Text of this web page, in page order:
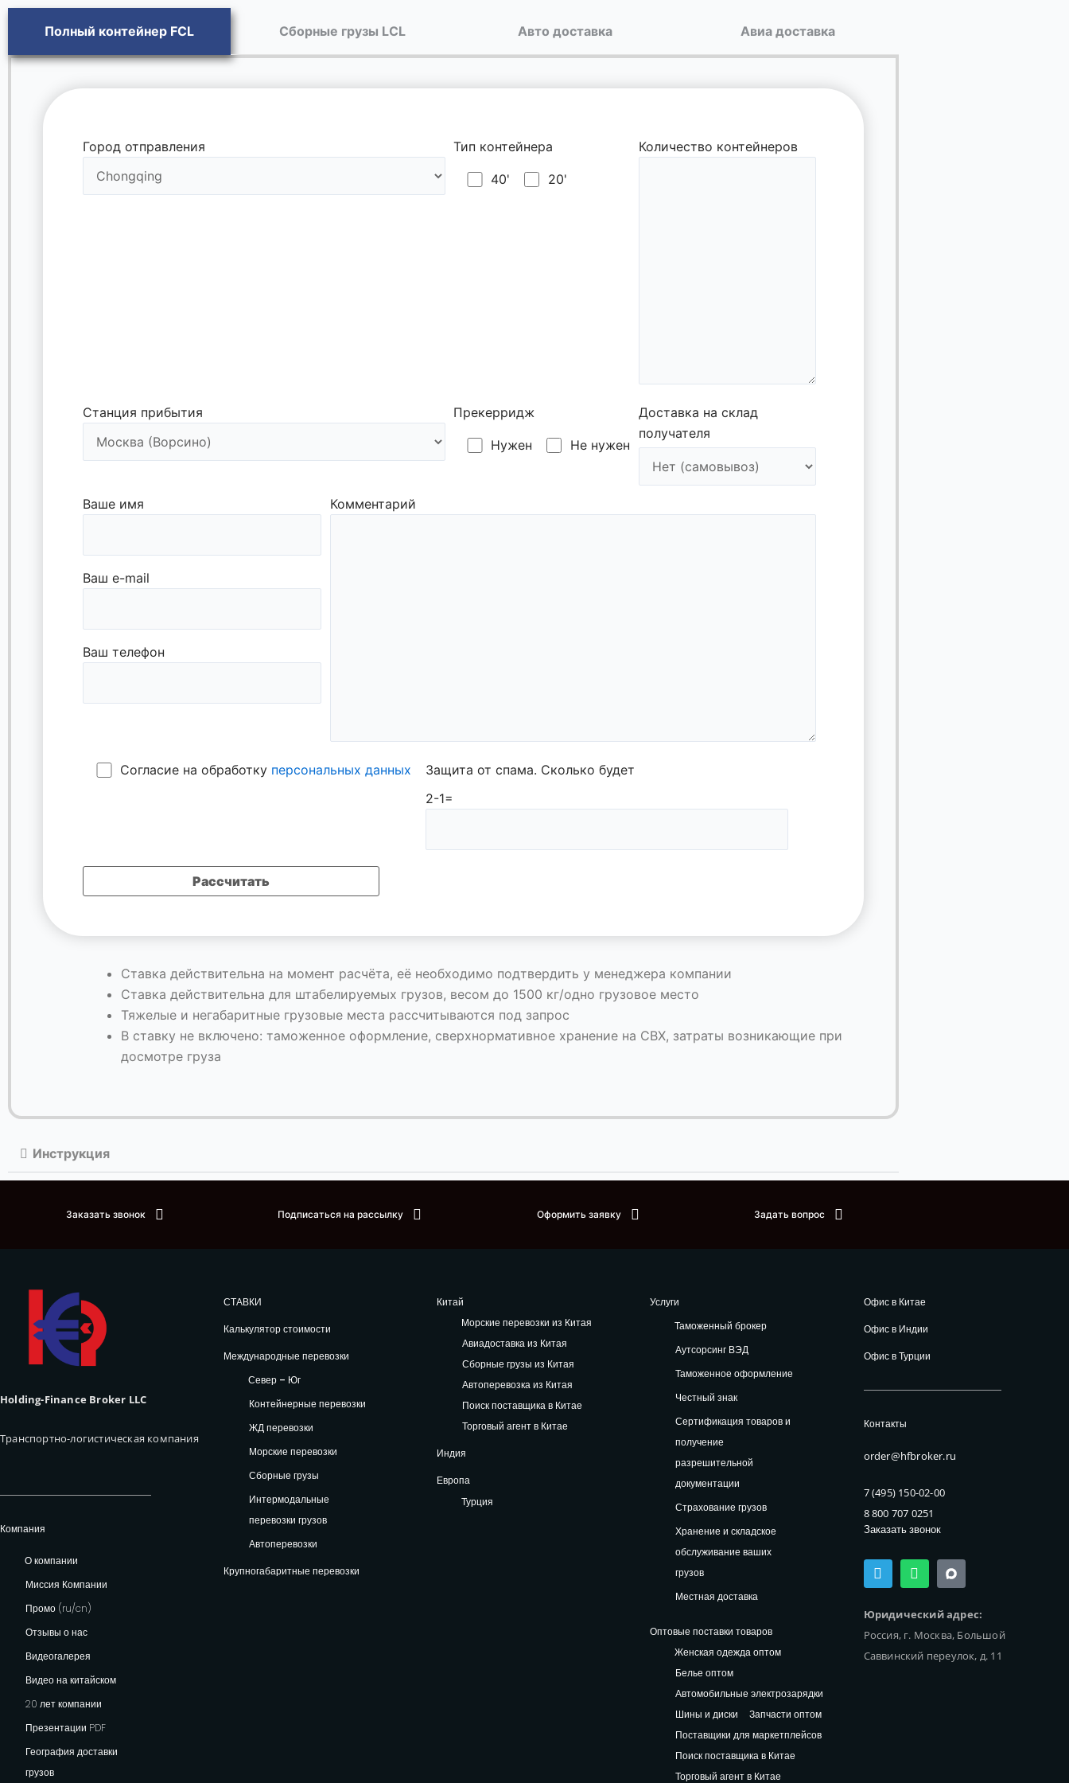
Полный контейнер FCL Сборные грузы LCL Авто доставка Авиа доставка
Город отправления Тип контейнера
40' 20'
Количество контейнеров
Станция прибытия Прекерридж
Нужен Не нужен
Доставка на склад
получателя
Ваше имя
Ваш e-mail
Ваш телефон
Комментарий
Согласие на обработку персональных данных
Защита от спама. Сколько будет
2-1=
Ставка действительна на момент расчёта, её необходимо подтвердить у менеджера компании
Ставка действительна для штабелируемых грузов, весом до 1500 кг/одно грузовое место
Тяжелые и негабаритные грузовые места рассчитываются под запрос
В ставку не включено: таможенное оформление, сверхнормативное хранение на СВХ, затраты возникающие при
досмотре груза
Инструкция
Заказать звонок Подписаться на рассылку Оформить заявку Задать вопрос
Holding-Finance Broker LLC
Транспортно-логистическая компания
Компания
О компании
Миссия Компании
Промо (ru/cn)
Отзывы о нас
Видеогалерея
Видео на китайском
20 лет компании
Презентации PDF
География доставки
грузов
СТАВКИ
Калькулятор стоимости
Международные перевозки
Север – Юг
Контейнерные перевозки
ЖД перевозки
Морские перевозки
Сборные грузы
Интермодальные
перевозки грузов
Автоперевозки
Крупногабаритные перевозки
Китай
Морские перевозки из Китая
Авиадоставка из Китая
Сборные грузы из Китая
Автоперевозка из Китая
Поиск поставщика в Китае
Торговый агент в Китае
Индия
Европа
Турция
Услуги
Таможенный брокер
Аутсорсинг ВЭД
Таможенное оформление
Честный знак
Сертификация товаров и
получение
разрешительной
документации
Страхование грузов
Хранение и складское
обслуживание ваших
грузов
Местная доставка
Оптовые поставки товаров
Женская одежда оптом
Белье оптом
Автомобильные электрозарядки
Шины и диски
Запчасти оптом
Поставщики для маркетплейсов
Поиск поставщика в Китае
Торговый агент в Китае
Офис в Китае
Офис в Индии
Офис в Турции
Контакты
order@hfbroker.ru
7 (495) 150-02-00
8 800 707 0251
Заказать звонок
T
e
g
r
a
W
h
s
a
p
Юридический адрес:
Россия, г. Москва, Большой
Саввинский переулок, д. 11